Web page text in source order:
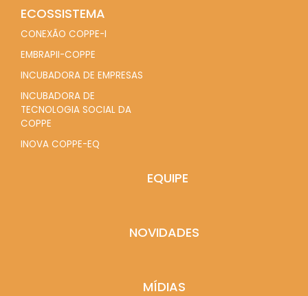
ECOSSISTEMA
CONEXÃO COPPE-I
EMBRAPII-COPPE
INCUBADORA DE EMPRESAS
INCUBADORA DE
TECNOLOGIA SOCIAL DA
COPPE
INOVA COPPE-EQ
EQUIPE
NOVIDADES
MÍDIAS